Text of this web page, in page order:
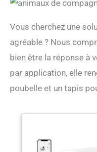
Vous cherchez une
agréable ? Nous
bien être la réponse à
par application, elle
poubelle et un tapis